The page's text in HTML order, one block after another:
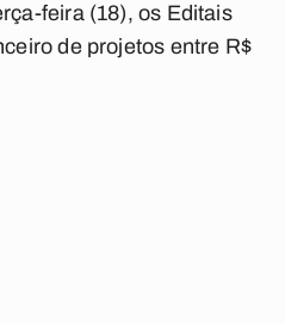
feira (18), os Editais
de projetos entre R$